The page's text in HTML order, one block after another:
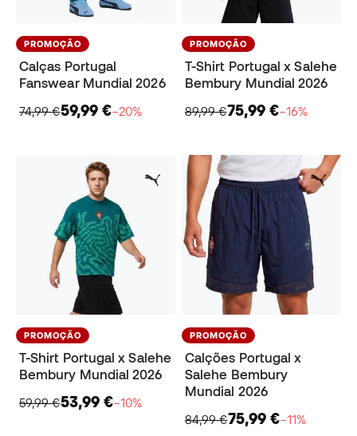
PROMOÇÃO
Calças Portugal
Fanswear Mundial 2026
74,99 €59,99 €−20%
PROMOÇÃO
T-Shirt Portugal x Salehe
Bembury Mundial 2026
89,99 €75,99 €−16%
PROMOÇÃO
T-Shirt Portugal x Salehe
Bembury Mundial 2026
59,99 €53,99 €−10%
PROMOÇÃO
Calções Portugal x
Salehe Bembury
Mundial 2026
84,99 €75,99 €−11%